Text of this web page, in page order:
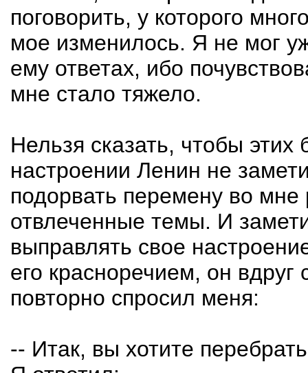
поговорить, у которого
мое изменилось. Я не мог
ему ответах, ибо
мне стало тяжело.
Нельзя сказать, чтобы
настроении Ленин не
подорвать перемену во
отвлеченные темы. И
выправлять свое
его красноречием, он
повторно спросил меня:
-- Итак, вы хотите